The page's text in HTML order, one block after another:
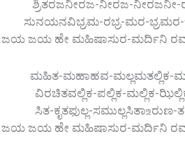
ಶ್ರಿತರಜನೀರಜ-ನೀರಜ-ನೀರಜನೀ-
ಸುನಯನವಿಭ್ರಮ-ರಭ್ರ-ಮರ-ಭ್ರಮರ-
ಜಯ ಜಯ ಹೇ ಮಹಿಷಾಸುರ-ಮರ್ದಿನಿ
ಮಹಿತ-ಮಹಾಹವ-ಮಲ್ಲಮತಲ್ಲಿಕ-
ವಿರಚಿತವಲ್ಲಿಕ-ಪಲ್ಲಿಕ-ಮಲ್ಲಿಕ-
ಸಿತ-ಕೃತಫುಲ್ಲ-ಸಮುಲ್ಲಸಿತಾ‌உರುಣ-
ಜಯ ಜಯ ಹೇ ಮಹಿಷಾಸುರ-ಮರ್ದಿನಿ